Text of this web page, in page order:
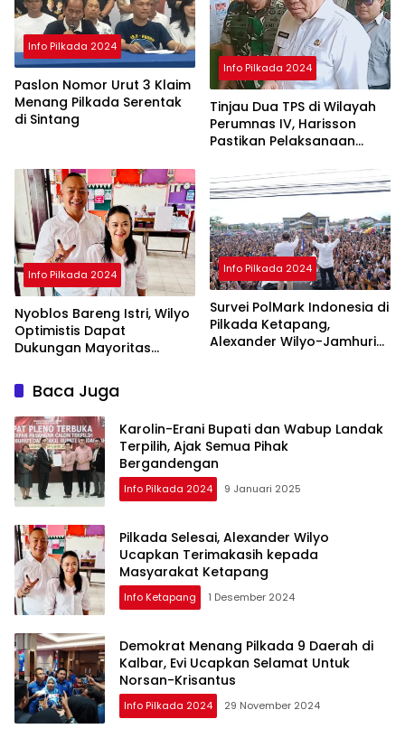
Info Pilkada 2024
Paslon Nomor Urut 3 Klaim
Menang Pilkada Serentak
di Sintang
Info Pilkada 2024
Tinjau Dua TPS di Wilayah
Perumnas IV, Harisson
Pastikan Pelaksanaan
Aman
Info Pilkada 2024
Nyoblos Bareng Istri, Wilyo
Optimistis Dapat
Dukungan Mayoritas
Info Pilkada 2024
Survei PolMark Indonesia di
Pilkada Ketapang,
Alexander Wilyo-Jamhuri
Baca Juga
Karolin-Erani Bupati dan Wabup Landak
Terpilih, Ajak Semua Pihak
Bergandengan
Info Pilkada 2024 9 Januari 2025
Pilkada Selesai, Alexander Wilyo
Ucapkan Terimakasih kepada
Masyarakat Ketapang
Info Ketapang 1 Desember 2024
Demokrat Menang Pilkada 9 Daerah di
Kalbar, Evi Ucapkan Selamat Untuk
Norsan-Krisantus
Info Pilkada 2024 29 November 2024